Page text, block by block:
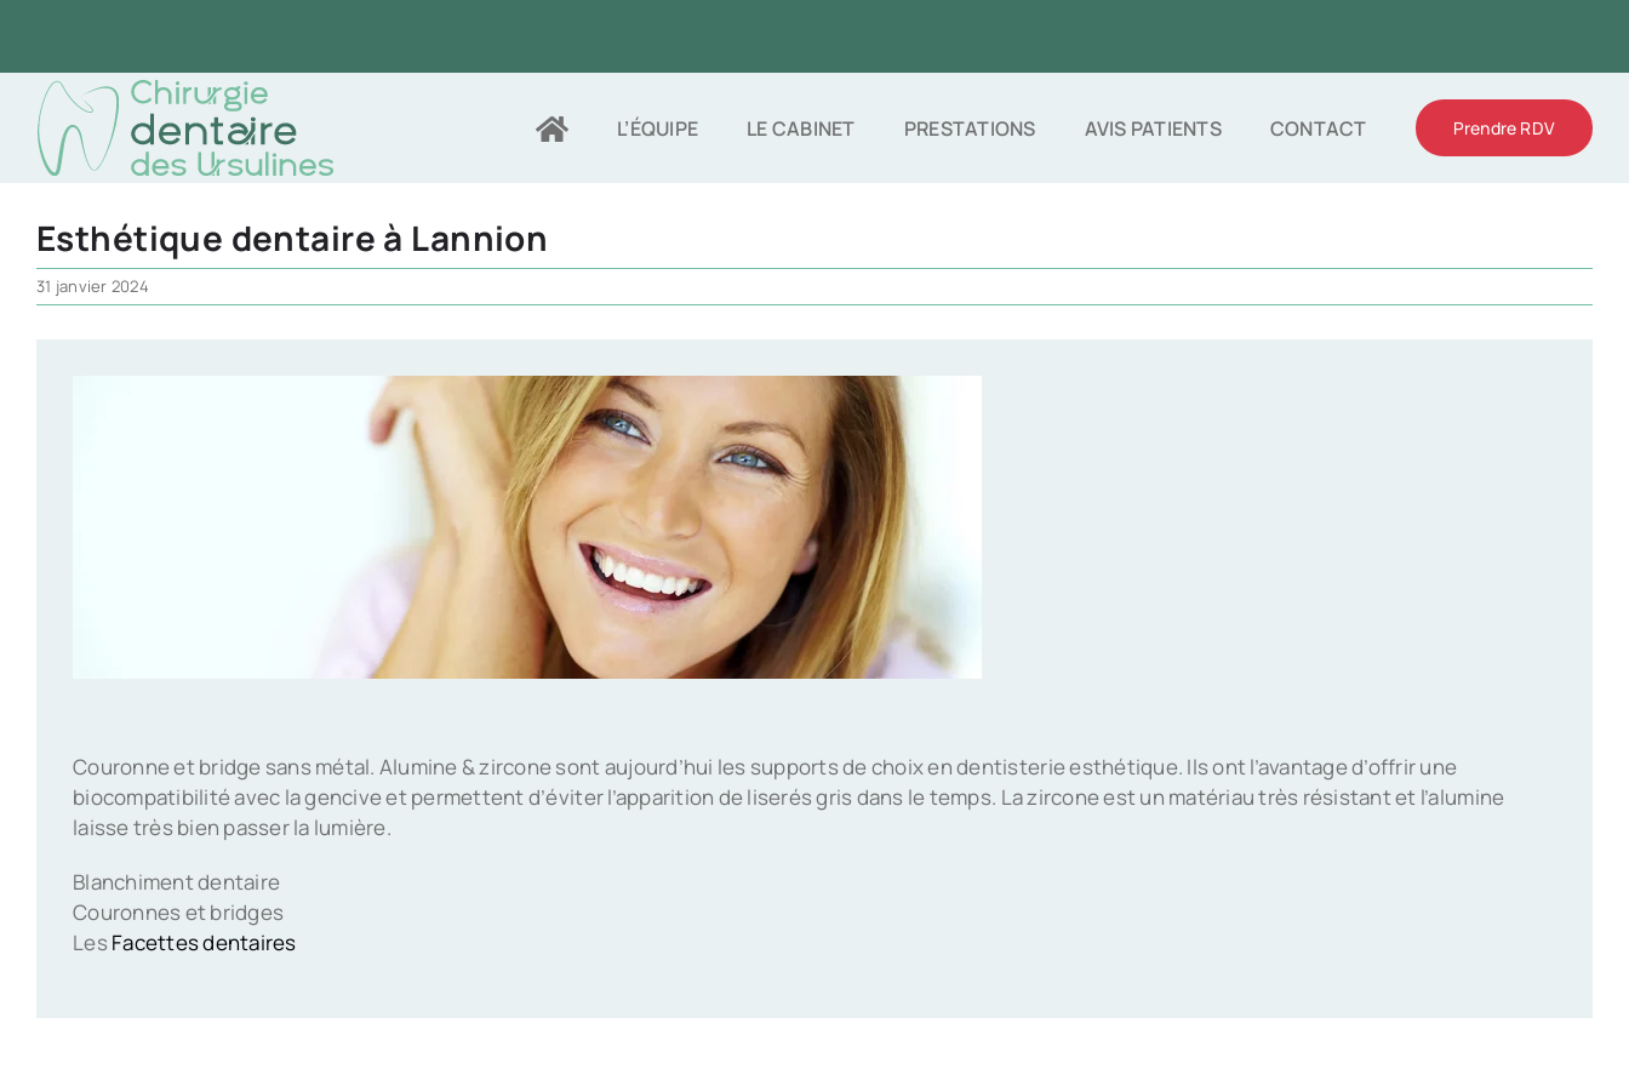
contenu
L’ÉQUIPE LE CABINET PRESTATIONS AVIS PATIENTS CONTACT Prendre RDV
Esthétique dentaire à Lannion
31 janvier 2024
Couronne et bridge sans métal. Alumine & zircone sont aujourd’hui les supports de choix en dentisterie esthétique. Ils ont l’avantage d’offrir une
biocompatibilité avec la gencive et permettent d’éviter l’apparition de liserés gris dans le temps. La zircone est un matériau très résistant et l’alumine
laisse très bien passer la lumière.
Blanchiment dentaire
Couronnes et bridges
LesFacettes dentaires